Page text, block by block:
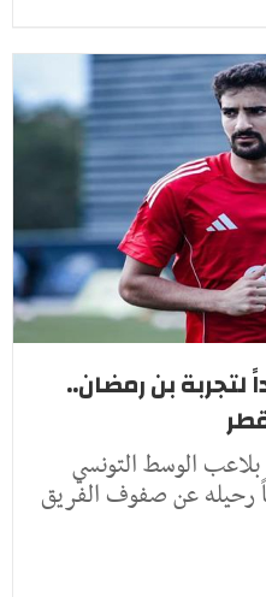
لتجربة بن رمضان..
بلاعب الوسط التونسي
رحيله عن صفوف الفريق